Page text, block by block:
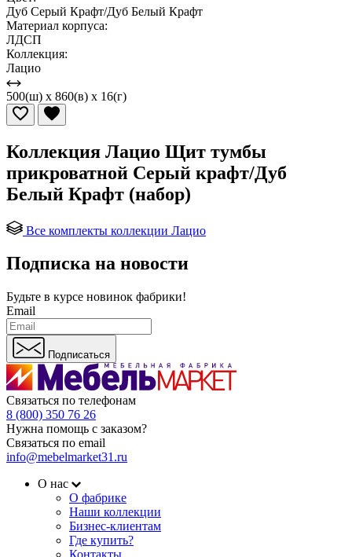
Дуб Серый Крафт/Дуб Белый Крафт
Материал корпуса:
ЛДСП
Коллекция:
Лацио
500(ш) x 860(в) x 16(г)
Коллекция Лацио Щит тумбы
прикроватной Серый крафт/Дуб
Белый Крафт (набор)
Все комплекты коллекции Лацио
Подписка на новости
Будьте в курсе новинок фабрики!
Email
Подписаться
Связаться по телефонам
8 (800) 350 76 26
Нужна помощь с заказом?
Связаться по email
info@mebelmarket31.ru
О нас
О фабрике
Наши коллекции
Бизнес-клиентам
Где купить?